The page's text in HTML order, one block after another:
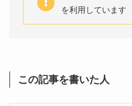
を利用しています
この記事を書いた人